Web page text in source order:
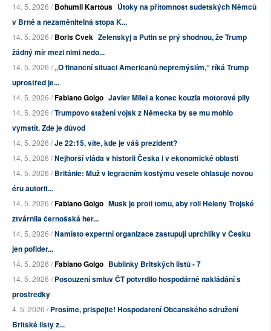
14. 5. 2026 /Bohumil Kartous Útoky na přítomnost sudetských Němců
v Brně a nezaměnitelná stopa K...
14. 5. 2026 /Boris Cvek Zelenskyj a Putin se prý shodnou, že Trump
žádný mír mezi nimi nedo...
14. 5. 2026 /„O finanční situaci Američanů nepřemýšlím,“ říká Trump
uprostřed je...
14. 5. 2026 /Fabiano Golgo Javier Milei a konec kouzla motorové pily
14. 5. 2026 /Trumpovo stažení vojsk z Německa by se mu mohlo
vymstít. Zde je důvod
14. 5. 2026 /Je 22:15, víte, kde je váš prezident?
14. 5. 2026 /Nejhorší vláda v historii Česka i v ekonomické oblasti
14. 5. 2026 /Británie: Muž v legračním kostýmu vesele ohlašuje novou
éru autorit...
14. 5. 2026 /Fabiano Golgo Musk je proti tomu, aby roli Heleny Trojské
ztvárnila černošská her...
14. 5. 2026 /Namísto expertní organizace zastupují uprchlíky v Česku
jen pofider...
14. 5. 2026 /Fabiano Golgo Bublinky Britských listů - 7
14. 5. 2026 /Posouzení smluv ČT potvrdilo hospodárné nakládání s
prostředky
4. 5. 2026 /Prosíme, přispějte! Hospodaření Občanského sdružení
Britské listy z...